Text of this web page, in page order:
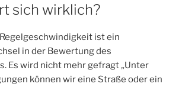
sich wirklich?
ist ein
in der Bewertung des
Es wird nicht mehr gefragt „Unter
können wir eine Straße oder ein